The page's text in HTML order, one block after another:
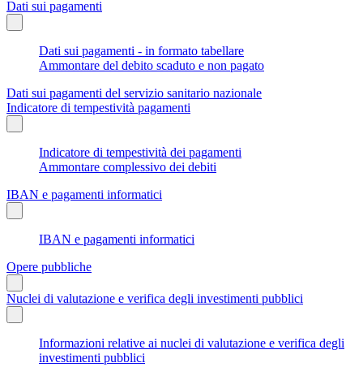
Dati sui pagamenti
Dati sui pagamenti - in formato tabellare
Ammontare del debito scaduto e non pagato
Dati sui pagamenti del servizio sanitario nazionale
Indicatore di tempestività pagamenti
Indicatore di tempestività dei pagamenti
Ammontare complessivo dei debiti
IBAN e pagamenti informatici
IBAN e pagamenti informatici
Opere pubbliche
Nuclei di valutazione e verifica degli investimenti pubblici
Informazioni relative ai nuclei di valutazione e verifica degli
investimenti pubblici